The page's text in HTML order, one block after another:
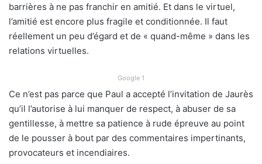
barrières à ne pas franchir en amitié. Et dans le virtuel,
l’amitié est encore plus fragile et conditionnée. Il faut
réellement un peu d’égard et de « quand-même » dans les
relations virtuelles.
Google 1
Ce n’est pas parce que Paul a accepté l’invitation de Jaurès
qu’il l’autorise à lui manquer de respect, à abuser de sa
gentillesse, à mettre sa patience à rude épreuve au point
de le pousser à bout par des commentaires impertinants,
provocateurs et incendiaires.